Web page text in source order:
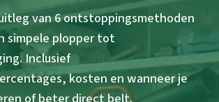
van 6 ontstoppingsmethoden
simpele plopper tot
Inclusief
kosten en wanneer je
of beter direct belt.